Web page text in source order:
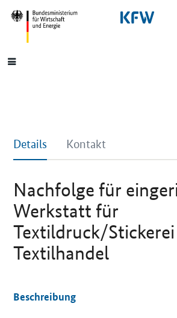
SrOnlyNavigation
Hauptmenü
Details Kontakt
Nachfolge für
Werkstatt für
Textildruck/
Textilhandel
Beschreibung